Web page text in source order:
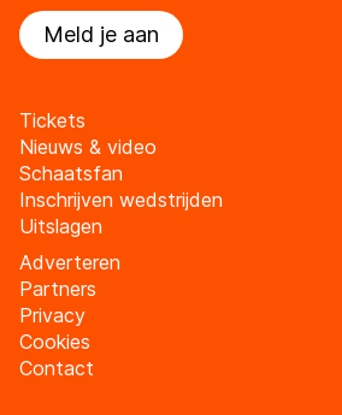
Meld je aan
Tickets
Nieuws & video
Schaatsfan
Inschrijven wedstrijden
Uitslagen
Adverteren
Partners
Privacy
Cookies
Contact